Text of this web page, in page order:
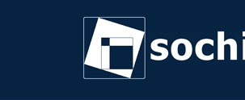
SOCHIEM
Sociedad